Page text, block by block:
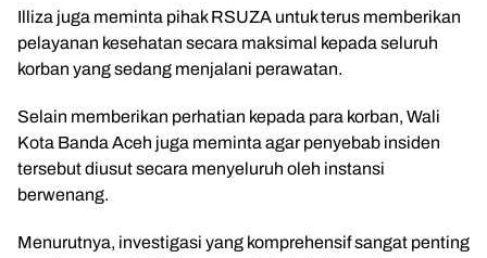
Illiza juga meminta pihak RSUZA untuk terus memberikan
pelayanan kesehatan secara maksimal kepada seluruh
korban yang sedang menjalani perawatan.
Selain memberikan perhatian kepada para korban, Wali
Kota Banda Aceh juga meminta agar penyebab insiden
tersebut diusut secara menyeluruh oleh instansi
berwenang.
Menurutnya, investigasi yang komprehensif sangat penting